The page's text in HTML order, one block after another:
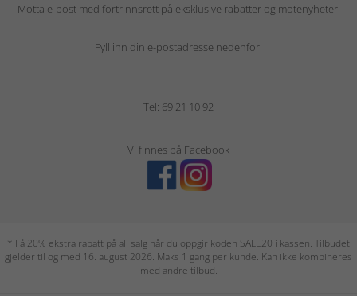
Motta e-post med fortrinnsrett på eksklusive rabatter og motenyheter.
Fyll inn din e-postadresse nedenfor.
Tel: 69 21 10 92
Vi finnes på Facebook
* Få 20% ekstra rabatt på all salg når du oppgir koden SALE20 i kassen. Tilbudet
gjelder til og med 16. august 2026. Maks 1 gang per kunde. Kan ikke kombineres
med andre tilbud.